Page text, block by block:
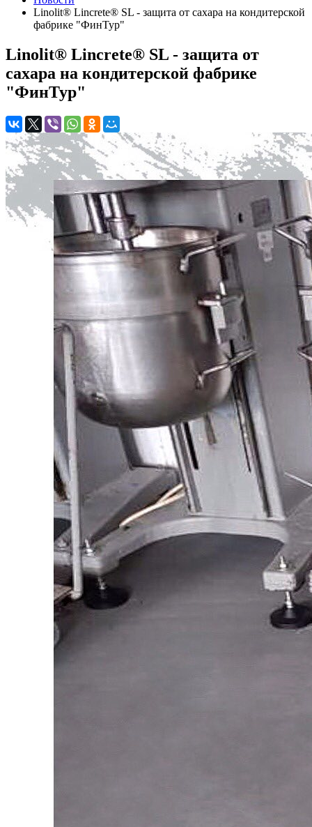
Linolit®️ Lincrete®️ SL - защита от сахара на кондитерской
фабрике "ФинТур"
Linolit®️ Lincrete®️ SL - защита от
сахара на кондитерской фабрике
"ФинТур"